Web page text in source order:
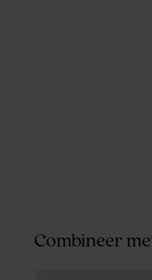
Combineer